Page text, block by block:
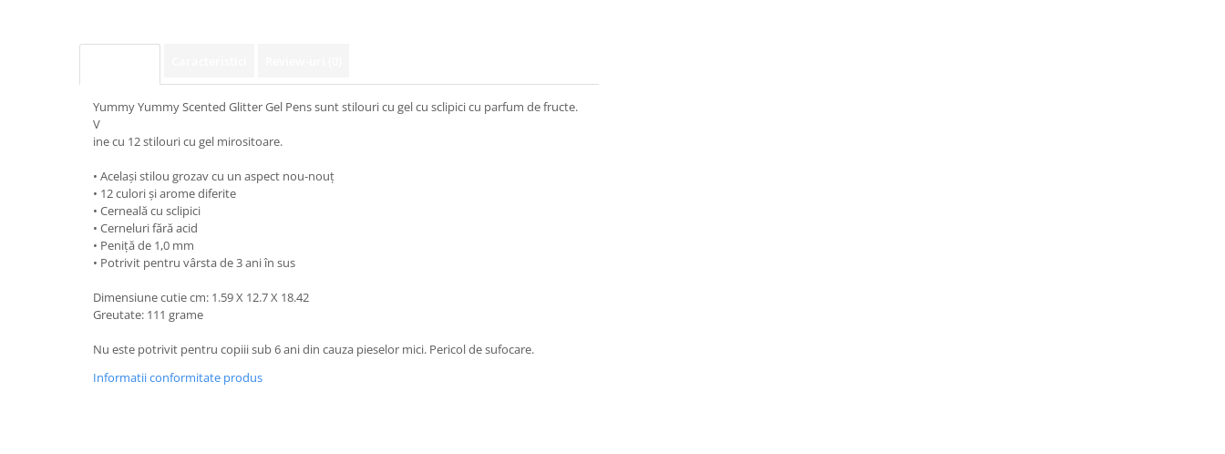
Yummy Yummy Scented Glitter Gel Pens sunt stilouri cu gel cu sclipici cu parfum de fructe.
V
ine cu 12 stilouri cu gel mirositoare.
• Același stilou grozav cu un aspect nou-nouț
• 12 culori și arome diferite
• Cerneală cu sclipici
• Cerneluri fără acid
• Peniță de 1,0 mm
• Potrivit pentru vârsta de 3 ani în sus
Dimensiune cutie cm: 1.59 X 12.7 X 18.42
Greutate: 111 grame
Nu este potrivit pentru copiii sub 6 ani din cauza pieselor mici. Pericol de sufocare.
Informatii conformitate produs